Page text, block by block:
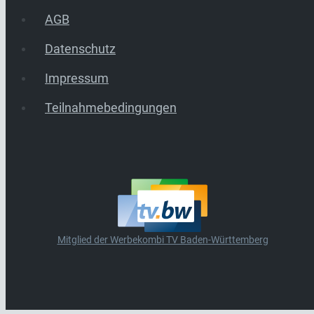
AGB
Datenschutz
Impressum
Teilnahmebedingungen
Mitglied der Werbekombi TV Baden-Württemberg